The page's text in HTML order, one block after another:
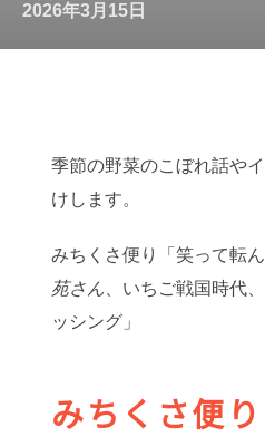
2026年3月15日
季節の野菜のこぼれ話や
けします。
みちくさ便り「笑って転
苑さん 、いちご戦国時代
ッシング」
みちくさ便り